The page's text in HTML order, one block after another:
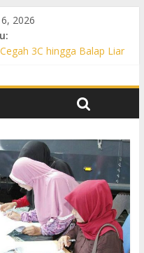
2026
3C hingga Balap Liar
Kamtibmas
Sisir Lahan Kering dan
Sasar Objek Vital,
Karhutla
Sasar Titik Rawan,